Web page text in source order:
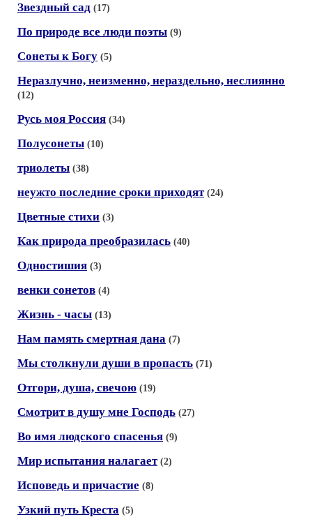
Звездный сад (17)
По природе все люди поэты (9)
Сонеты к Богу (5)
Неразлучно, неизменно, нераздельно, неслиянно
(12)
Русь моя Россия (34)
Полусонеты (10)
триолеты (38)
неужто последние сроки приходят (24)
Цветные стихи (3)
Как природа преобразилась (40)
Одностишия (3)
венки сонетов (4)
Жизнь - часы (13)
Нам память смертная дана (7)
Мы столкнули души в пропасть (71)
Отгори, душа, свечою (19)
Смотрит в душу мне Господь (27)
Во имя людского спасенья (9)
Мир испытания налагает (2)
Исповедь и причастие (8)
Узкий путь Креста (5)